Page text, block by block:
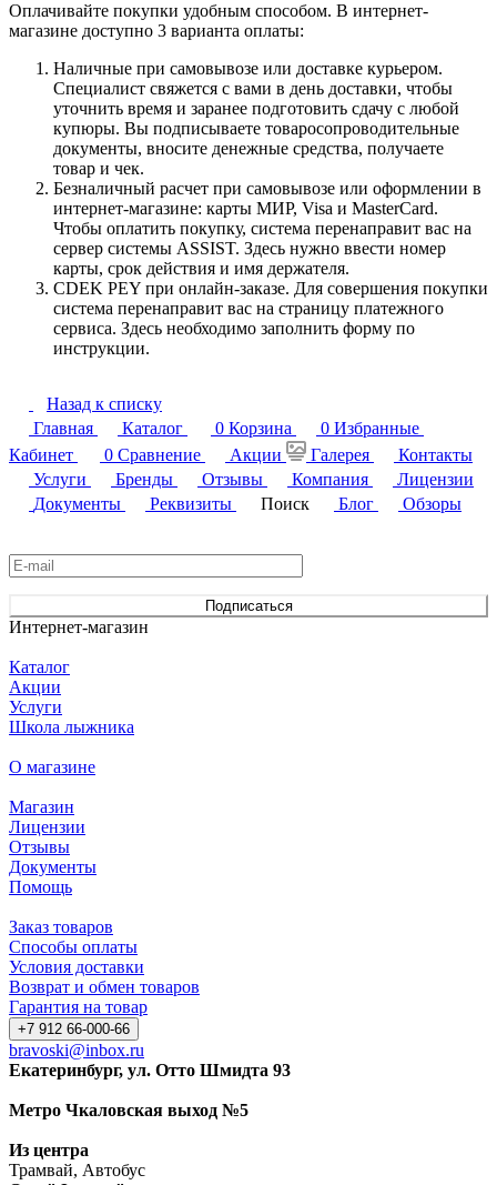
Оплачивайте покупки удобным способом. В интернет-
магазине доступно 3 варианта оплаты:
Наличные при самовывозе или доставке курьером.
Специалист свяжется с вами в день доставки, чтобы
уточнить время и заранее подготовить сдачу с любой
купюры. Вы подписываете товаросопроводительные
документы, вносите денежные средства, получаете
товар и чек.
Безналичный расчет при самовывозе или оформлении в
интернет-магазине: карты МИР, Visa и MasterCard.
Чтобы оплатить покупку, система перенаправит вас на
сервер системы ASSIST. Здесь нужно ввести номер
карты, срок действия и имя держателя.
CDEK PEY при онлайн-заказе. Для совершения покупки
система перенаправит вас на страницу платежного
сервиса. Здесь необходимо заполнить форму по
инструкции.
Назад к списку
Главная
Каталог 0 Корзина 0 Избранные
Кабинет
0 Сравнение Акции Галерея
Контакты
Услуги
Бренды Отзывы Компания
Лицензии
Документы
Реквизиты Поиск Блог
Обзоры
Подписаться
Интернет-магазин
Каталог
Акции
Услуги
Школа лыжника
О магазине
Магазин
Лицензии
Отзывы
Документы
Помощь
Заказ товаров
Способы оплаты
Условия доставки
Возврат и обмен товаров
Гарантия на товар
+7 912 66-000-66
bravoski@inbox.ru
Екатеринбург, ул. Отто Шмидта 93
Метро Чкаловская выход №5
Из центра
Трамвай, Автобус